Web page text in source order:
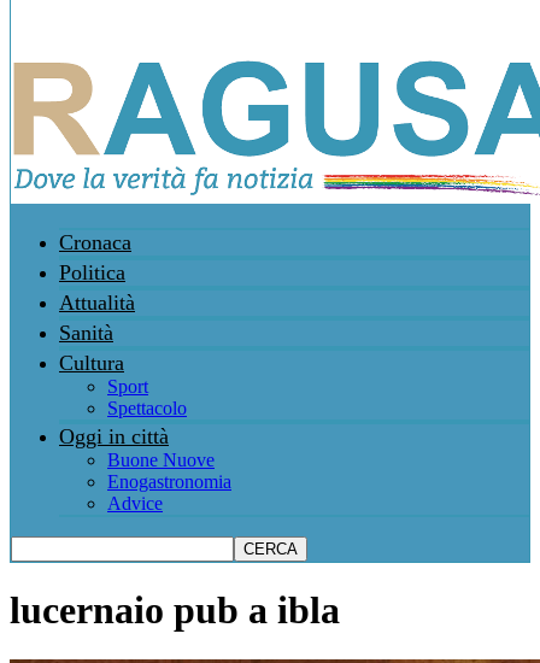
Cronaca
Politica
Attualità
Sanità
Cultura
Sport
Spettacolo
Oggi in città
Buone Nuove
Enogastronomia
Advice
lucernaio pub a ibla